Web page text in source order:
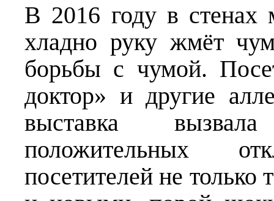
В 2016 году в стенах
хладно руку жмёт
борьбы с чумой.
доктор» и другие
выставка
положительных
посетителей не